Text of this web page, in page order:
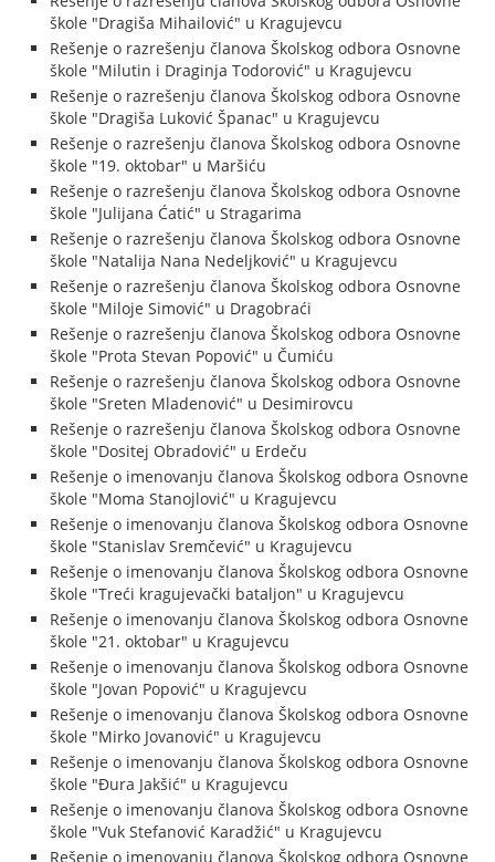
škole "Dragiša Mihailović" u Kragujevcu
Rešenje o razrešenju članova Školskog odbora Osnovne
škole "Milutin i Draginja Todorović" u Kragujevcu
Rešenje o razrešenju članova Školskog odbora Osnovne
škole "Dragiša Luković Španac" u Kragujevcu
Rešenje o razrešenju članova Školskog odbora Osnovne
škole "19. oktobar" u Maršiću
Rešenje o razrešenju članova Školskog odbora Osnovne
škole "Julijana Ćatić" u Stragarima
Rešenje o razrešenju članova Školskog odbora Osnovne
škole "Natalija Nana Nedeljković" u Kragujevcu
Rešenje o razrešenju članova Školskog odbora Osnovne
škole "Miloje Simović" u Dragobraći
Rešenje o razrešenju članova Školskog odbora Osnovne
škole "Prota Stevan Popović" u Čumiću
Rešenje o razrešenju članova Školskog odbora Osnovne
škole "Sreten Mladenović" u Desimirovcu
Rešenje o razrešenju članova Školskog odbora Osnovne
škole "Dositej Obradović" u Erdeču
Rešenje o imenovanju članova Školskog odbora Osnovne
škole "Moma Stanojlović" u Kragujevcu
Rešenje o imenovanju članova Školskog odbora Osnovne
škole "Stanislav Sremčević" u Kragujevcu
Rešenje o imenovanju članova Školskog odbora Osnovne
škole "Treći kragujevački bataljon" u Kragujevcu
Rešenje o imenovanju članova Školskog odbora Osnovne
škole "21. oktobar" u Kragujevcu
Rešenje o imenovanju članova Školskog odbora Osnovne
škole "Jovan Popović" u Kragujevcu
Rešenje o imenovanju članova Školskog odbora Osnovne
škole "Mirko Jovanović" u Kragujevcu
Rešenje o imenovanju članova Školskog odbora Osnovne
škole "Đura Jakšić" u Kragujevcu
Rešenje o imenovanju članova Školskog odbora Osnovne
škole "Vuk Stefanović Karadžić" u Kragujevcu
Rešenje o imenovanju članova Školskog odbora Osnovne